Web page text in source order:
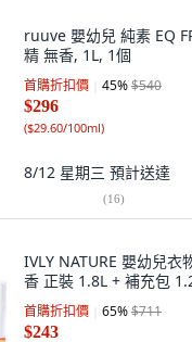
ruuve 嬰幼兒 純素 EQ
精 無香, 1L, 1個
首購折扣價 45%$540
$296
($29.60/100ml)
8/12 星期三 預計送達
(16)
IVLY NATURE 嬰幼兒衣
香 正裝 1.8L + 補充包
首購折扣價 65%$711
$243